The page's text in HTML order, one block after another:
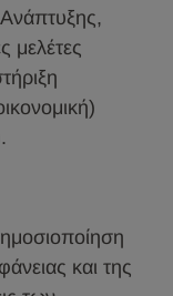
μελέτες
και της